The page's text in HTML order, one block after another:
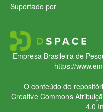
Suportado por
Empresa Brasileira de
https://
O conteúdo do
Creative Commons
4.0